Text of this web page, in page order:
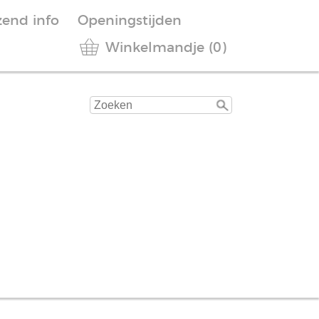
info Openingstijden
Winkelmandje (0)